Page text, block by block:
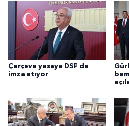
Çerçeve yasaya DSP de
imza atıyor